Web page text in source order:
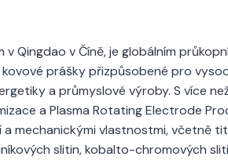
v Qingdao v Číně, je globálním
prášky přizpůsobené pro
a průmyslové výroby. S více
a Plasma Rotating Electrode
mechanickými vlastnostmi, včetně
slitin, kobalto-chromových